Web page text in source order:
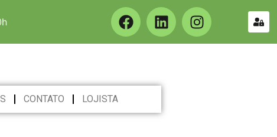
CONTATO LOJISTA